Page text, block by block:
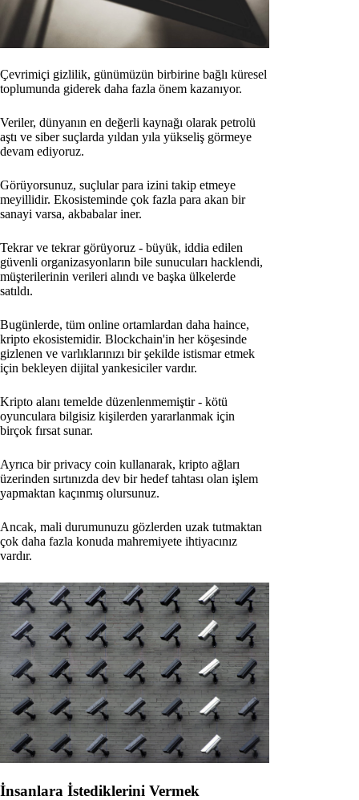
Çevrimiçi gizlilik, günümüzün birbirine bağlı küresel
toplumunda giderek daha fazla önem kazanıyor.
Veriler, dünyanın en değerli kaynağı olarak petrolü
aştı ve siber suçlarda yıldan yıla yükseliş görmeye
devam ediyoruz.
Görüyorsunuz, suçlular para izini takip etmeye
meyillidir. Ekosisteminde çok fazla para akan bir
sanayi varsa, akbabalar iner.
Tekrar ve tekrar görüyoruz - büyük, iddia edilen
güvenli organizasyonların bile sunucuları hacklendi,
müşterilerinin verileri alındı ve başka ülkelerde
satıldı.
Bugünlerde, tüm online ortamlardan daha haince,
kripto ekosistemidir. Blockchain'in her köşesinde
gizlenen ve varlıklarınızı bir şekilde istismar etmek
için bekleyen dijital yankesiciler vardır.
Kripto alanı temelde düzenlenmemiştir - kötü
oyunculara bilgisiz kişilerden yararlanmak için
birçok fırsat sunar.
Ayrıca bir privacy coin kullanarak, kripto ağları
üzerinden sırtınızda dev bir hedef tahtası olan işlem
yapmaktan kaçınmış olursunuz.
Ancak, mali durumunuzu gözlerden uzak tutmaktan
çok daha fazla konuda mahremiyete ihtiyacınız
vardır.
İnsanlara İstediklerini Vermek